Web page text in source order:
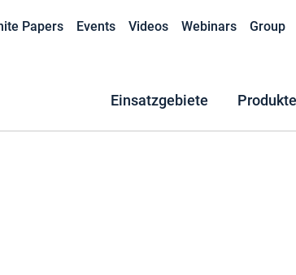
Papers Events Videos Webinars Group
Einsatzgebiete Produkte